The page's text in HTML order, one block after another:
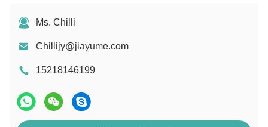
Ms. Chilli
Chillijy@jiayume.com
15218146199